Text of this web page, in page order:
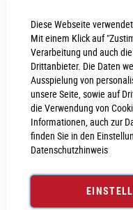
Diese Webseite
Mit einem Klick auf
Verarbeitung und auch
Drittanbieter. Die Daten
Ausspielung von
unsere Seite, sowie auf
die Verwendung von
Informationen, auch zur
finden Sie in den
Datenschutzhinweis
34,99 €
Inkl. MwSt., nur Abholung